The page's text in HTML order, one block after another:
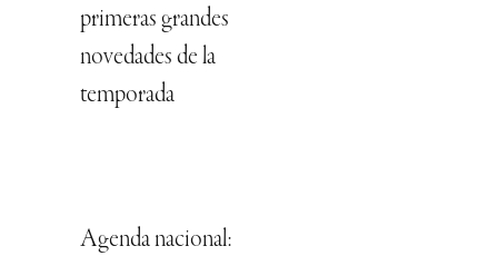
primeras grandes
novedades de la
temporada
Agenda nacional: